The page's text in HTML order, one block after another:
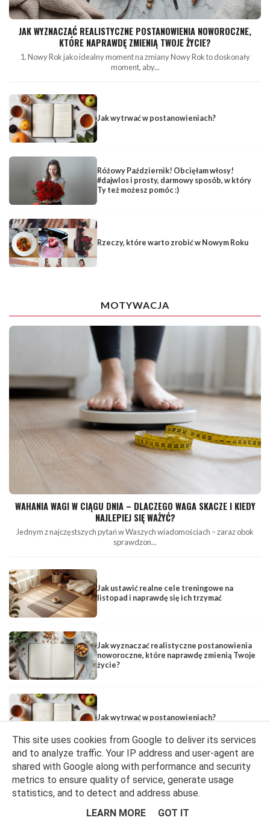
JAK WYZNACZAĆ REALISTYCZNE POSTANOWIENIA NOWOROCZNE,
KTÓRE NAPRAWDĘ ZMIENIĄ TWOJE ŻYCIE?
1. Nowy Rok jako idealny moment na zmiany Nowy Rok to doskonały
moment, aby...
Jak wytrwać w postanowieniach?
Różowy Październik! Obcięłam włosy!
#dajwlos i prosty, darmowy sposób, w który
Ty też możesz pomóc :)
Rzeczy, które warto zrobić w Nowym Roku
MOTYWACJA
WAHANIA WAGI W CIĄGU DNIA – DLACZEGO WAGA SKACZE I KIEDY
NAJLEPIEJ SIĘ WAŻYĆ?
Jednym z najczęstszych pytań w Waszych wiadomościach – zaraz obok
sprawdzon...
Jak ustawić realne cele treningowe na
listopad i naprawdę się ich trzymać
Jak wyznaczać realistyczne postanowienia
noworoczne, które naprawdę zmienią Twoje
życie?
Jak wytrwać w postanowieniach?
TRENING
This site uses cookies from Google to deliver its services
and to analyze traffic. Your IP address and user-agent are
shared with Google along with performance and security
metrics to ensure quality of service, generate usage
statistics, and to detect and address abuse.
LEARN MORE
GOT IT